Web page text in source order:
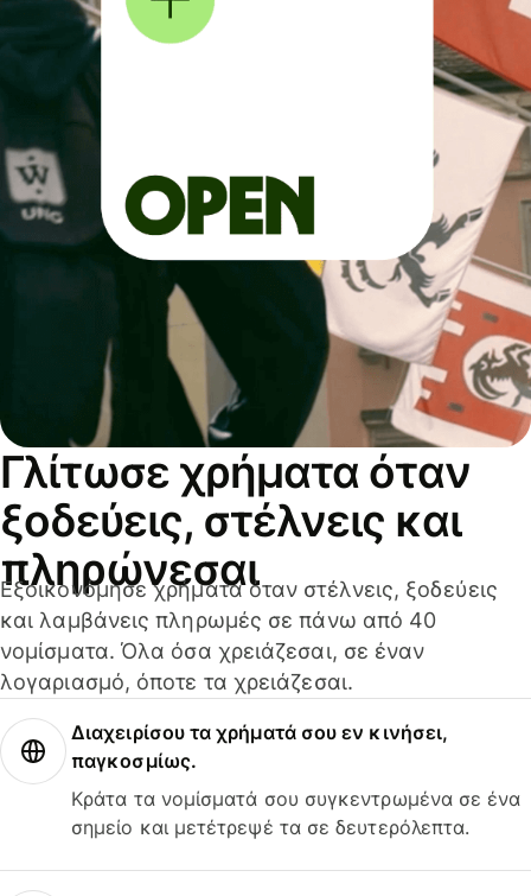
Γλίτωσε χρήματα όταν
ξοδεύεις, στέλνεις και
πληρώνεσαι
Εξοικονόμησε χρήματα όταν στέλνεις, ξοδεύεις
και λαμβάνεις πληρωμές σε πάνω από 40
νομίσματα. Όλα όσα χρειάζεσαι, σε έναν
λογαριασμό, όποτε τα χρειάζεσαι.
Διαχειρίσου τα χρήματά σου εν κινήσει,
παγκοσμίως.
Κράτα τα νομίσματά σου συγκεντρωμένα σε ένα
σημείο και μετέτρεψέ τα σε δευτερόλεπτα.